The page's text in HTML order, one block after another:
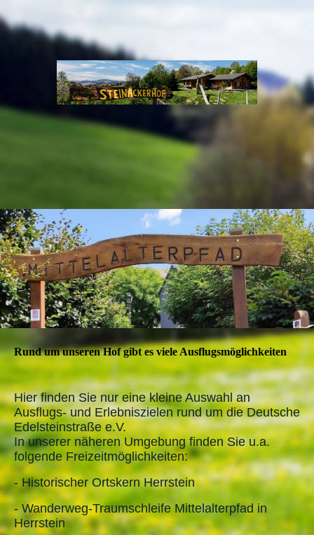
Rund um unseren Hof gibt es viele Ausflugsmöglichkeiten
Hier finden Sie nur eine kleine Auswahl an
Ausflugs- und Erlebniszielen rund um die Deutsche
Edelsteinstraße e.V.
In unserer näheren Umgebung finden Sie u.a.
folgende Freizeitmöglichkeiten:
- Historischer Ortskern Herrstein
- Wanderweg-Traumschleife Mittelalterpfad in
Herrstein